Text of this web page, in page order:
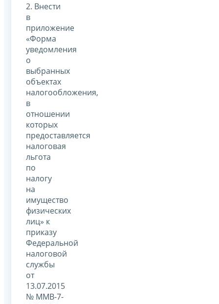
2. Внести
в
приложение
«Форма
уведомления
о
выбранных
объектах
налогообложения,
в
отношении
которых
предоставляется
налоговая
льгота
по
налогу
на
имущество
физических
лиц» к
приказу
Федеральной
налоговой
службы
от
13.07.2015
№ ММВ-7-